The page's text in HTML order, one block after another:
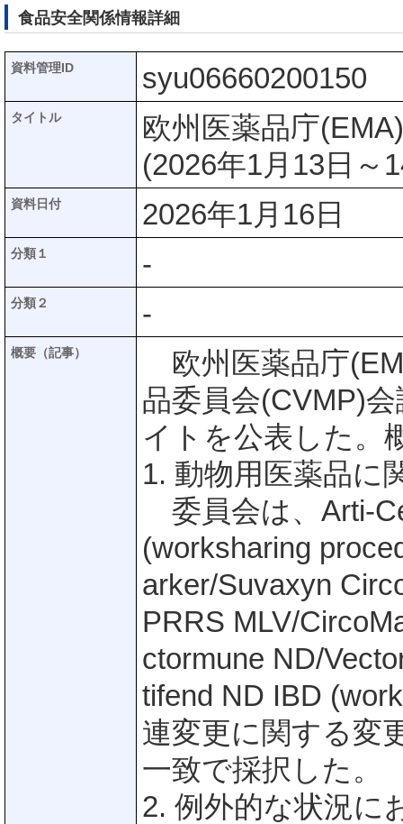
食品安全関係情報詳細
資料管理ID syu06660200150
タイトル
欧州医薬品庁
(2026年1月13日～
資料日付 2026年1月16日
分類１ -
分類２ -
概要（記事）
欧州医薬品庁
品委員会(CVMP)
イトを公表した。
1. 動物用医薬品に
委員会は、Arti-
(worksharing
arker/Suvaxyn
PRRS MLV/
ctormune ND/
tifend ND IBD
連変更に関する変
一致で採択した。
2. 例外的な状況に